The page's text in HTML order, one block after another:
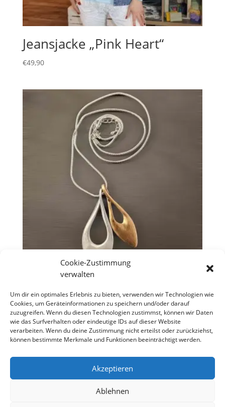
Cookie-Zustimmung
verwalten
Um dir ein optimales Erlebnis zu bieten, verwenden wir Technologien wie
Cookies, um Geräteinformationen zu speichern und/oder darauf
zuzugreifen. Wenn du diesen Technologien zustimmst, können wir Daten
wie das Surfverhalten oder eindeutige IDs auf dieser Website
verarbeiten. Wenn du deine Zustimmung nicht erteilst oder zurückziehst,
können bestimmte Merkmale und Funktionen beeinträchtigt werden.
Akzeptieren
Ablehnen
Jeansjacke „Pink Heart“
€49,90
€16,90
things! ALLE PREISE VERSTEHEN SICH INKLUSIVE
MWST,